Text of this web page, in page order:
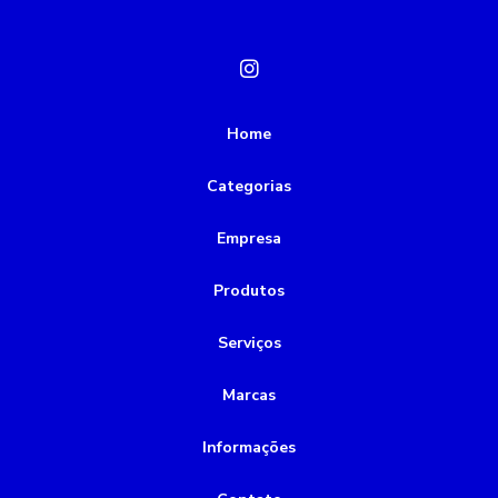
Rebobinamento de motores
bomba de incêndio a combustão
bomba de incêndio a diesel
bomba de incêndio preço
bombas submersas para poços artesianos
Home
Categorias
Empresa
Produtos
Serviços
Marcas
Informações